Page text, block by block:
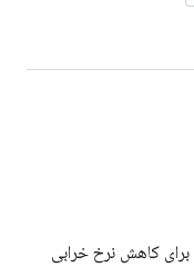
برای کاهش نرخ خرابی